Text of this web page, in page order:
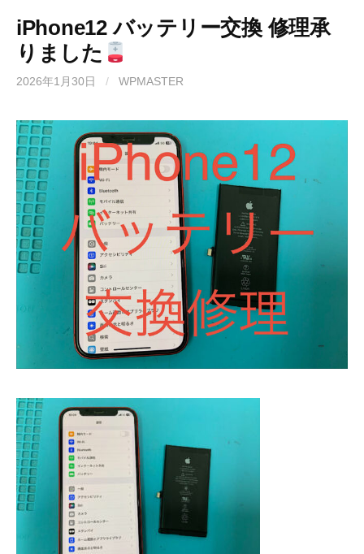
iPhone12 バッテリー交換 修理承
りました
2026年1月30日 / WPMASTER